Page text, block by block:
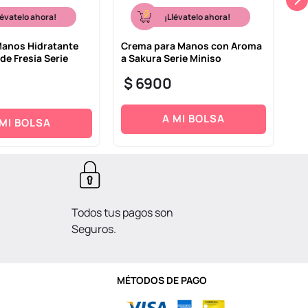
ahora!
Hidratante
Fresia Serie
BOLSA
¡Llévatelo ahora!
Crema para Manos con Aroma
a Sakura Serie Miniso
$6900
A MI BOLSA
Todos tus pagos son
Seguros.
MÉTODOS DE PAGO